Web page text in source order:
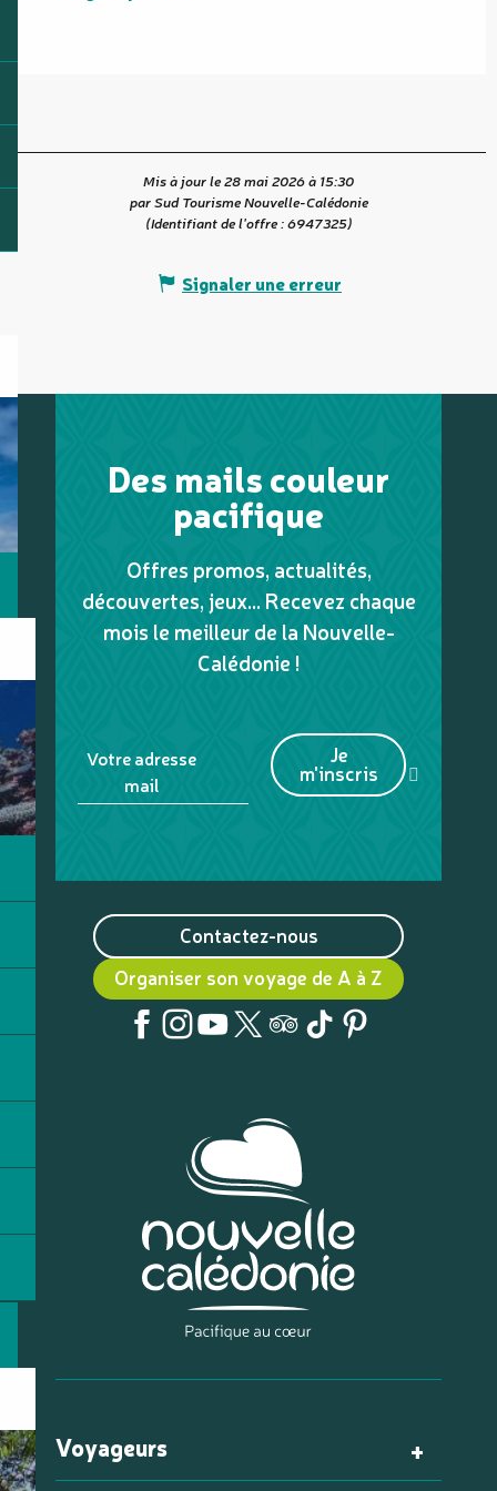
Mis à jour le 28 mai 2026 à 15:30
par Sud Tourisme Nouvelle-Calédonie
(Identifiant de l'offre :6947325)
Signaler une erreur
Des mails couleur
pacifique
Offres promos, actualités,
découvertes, jeux... Recevez chaque
mois le meilleur de la Nouvelle-
Calédonie !
Votre adresse
mail
Je
m'inscris
Contactez-nous
Organiser son voyage de A à Z
Voyageurs